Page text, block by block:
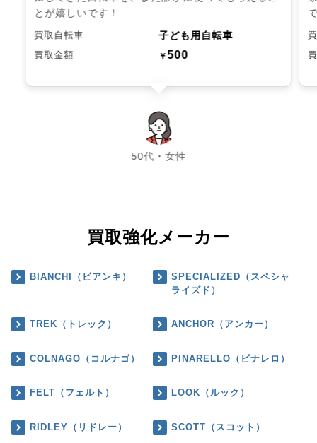
とが嬉しいです！
買取自転車 子ども用自転車
買取金額 ￥500
50代・女性
chevron_left chevron_right
買取強化メーカー
BIANCHI（ビアンキ）
SPECIALIZED（スペシャ
ライズド）
TREK（トレック） ANCHOR（アンカー）
COLNAGO（コルナゴ） PINARELLO（ピナレロ）
FELT（フェルト） LOOK（ルック）
RIDLEY（リドレー） SCOTT（スコット）